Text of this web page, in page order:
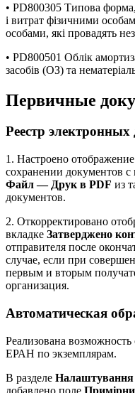
• PD800305 Типова форма,
і витрат фізичними
особами, які провадять
• PD800501 Облік
засобів (ОЗ) та
Первичные
Реестр электронных
1. Настроено
сохранении документов
Файл — Друк в PDF из
документов.
2. Откорректировано
вкладке Затверджено
отправителя после
случае, если при
первым и вторым
организация.
Автоматическая
Реализована
ЕРАН по экземплярам.
В разделе Налаштування
добавлено поле